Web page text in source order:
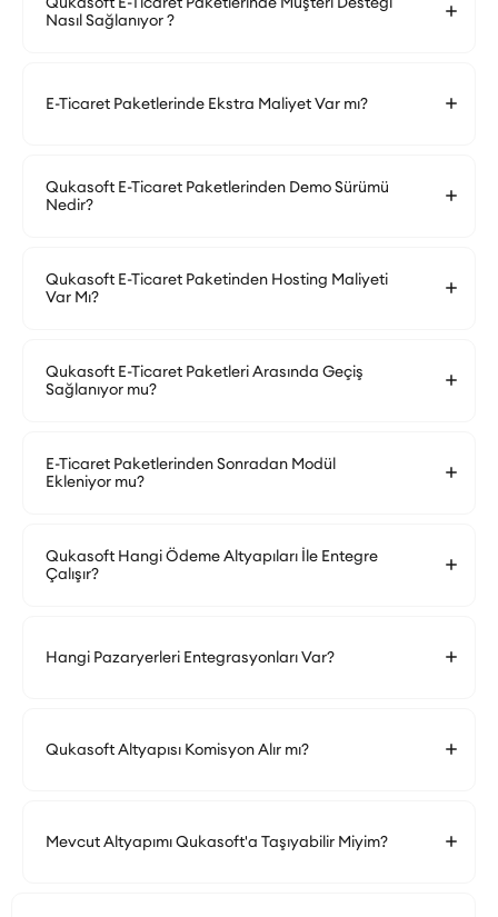
Nasıl Sağlanıyor ?
E-Ticaret Paketlerinde Ekstra Maliyet Var mı?
Qukasoft E-Ticaret Paketlerinden Demo Sürümü
Nedir?
Qukasoft E-Ticaret Paketinden Hosting Maliyeti
Var Mı?
Qukasoft E-Ticaret Paketleri Arasında Geçiş
Sağlanıyor mu?
E-Ticaret Paketlerinden Sonradan Modül
Ekleniyor mu?
Qukasoft Hangi Ödeme Altyapıları İle Entegre
Çalışır?
Hangi Pazaryerleri Entegrasyonları Var?
Qukasoft Altyapısı Komisyon Alır mı?
Mevcut Altyapımı Qukasoft'a Taşıyabilir Miyim?